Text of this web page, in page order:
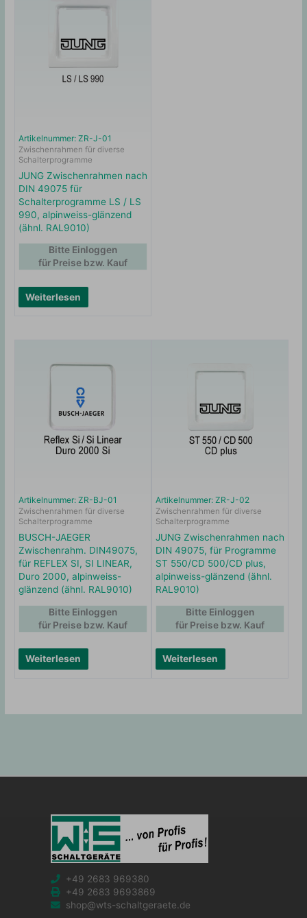
Artikelnummer: ZR-J-01
Zwischenrahmen für diverse
Schalterprogramme
JUNG Zwischenrahmen nach
DIN 49075 für
Schalterprogramme LS / LS
990, alpinweiss-glänzend
(ähnl. RAL9010)
Weiterlesen
Bitte Einloggen
für Preise bzw. Kauf
Artikelnummer: ZR-BJ-01
Zwischenrahmen für diverse
Schalterprogramme
BUSCH-JAEGER
Zwischenrahm. DIN49075,
für REFLEX SI, SI LINEAR,
Duro 2000, alpinweiss-
glänzend (ähnl. RAL9010)
Weiterlesen
Bitte Einloggen
für Preise bzw. Kauf
Artikelnummer: ZR-J-02
Zwischenrahmen für diverse
Schalterprogramme
JUNG Zwischenrahmen nach
DIN 49075, für Programme
ST 550/CD 500/CD plus,
alpinweiss-glänzend (ähnl.
RAL9010)
Weiterlesen
Bitte Einloggen
für Preise bzw. Kauf
+49 2683 969380
+49 2683 9693869
shop@wts-schaltgeraete.de